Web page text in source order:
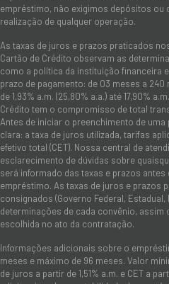
empréstimo, não exigimos depósitos ou
realização de qualquer operação.
As taxas de juros e prazos praticados
Cartão de Crédito observam as
como a política da instituição financeira
prazo de pagamento: de 03 meses a
de 1,93% a.m. (25,80% a.a.) até 17,90%
Crédito tem o compromisso de total
Antes de iniciar o preenchimento de
clara: a taxa de juros utilizada, tarifas
efetivo total (CET). Nossa central de
esclarecimento de dúvidas sobre
será informado das taxas e prazos
empréstimo. As taxas de juros e prazos
consignados (Governo Federal, Estadual,
determinações de cada convênio, assim
escolhida no ato da contratação.
Informações adicionais sobre o
meses e máximo de 96 meses. Valor
de juros a partir de 1,51% a.m. e CET a